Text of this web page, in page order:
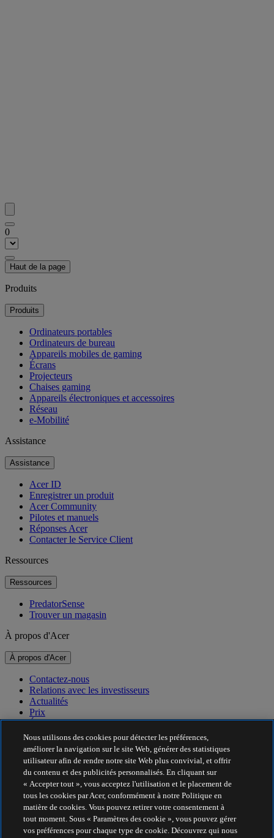
0
Haut de la page
Produits
Produits
Ordinateurs portables
Ordinateurs de bureau
Appareils mobiles de gaming
Écrans
Projecteurs
Chaises gaming
Appareils électroniques et accessoires
Réseau
e-Mobilité
Assistance
Assistance
Acer ID
Enregistrer un produit
Acer Community
Pilotes et manuels
Réponses Acer
Contacter le Service Client
Ressources
Ressources
PredatorSense
Trouver un magasin
À propos d'Acer
À propos d'Acer
Contactez-nous
Relations avec les investisseurs
Actualités
Prix
Événements
Développement durable
Développement durable
Responsabilité sociale de l'entreprise
Empreinte carbone du produit
Project Humanity
Earthion
Nous utilisons des cookies pour détecter les préférences,
améliorer la navigation sur le site Web, générer des statistiques
utilisateur afin de rendre notre site Web plus convivial, et offrir
du contenu et des publicités personnalisés. En cliquant sur
« Accepter tout », vous acceptez l'utilisation et le placement de
tous les cookies par Acer, conformément à notre Politique en
matière de cookies. Vous pouvez retirer votre consentement à
tout moment. Sous « Paramètres des cookie », vous pouvez gérer
vos préférences pour chaque type de cookie. Découvrez qui nous